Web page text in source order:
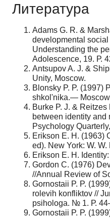
Литература
Adams G. R. &
developmental
Understanding the
Adolescence, 19. Р.
Antsupov A. J. &
Unity, Moscow.
Blonsky P. P. (1997)
shkol'nika.—
Burke P. J. &
between identity and
Psychology
Erikson E. H. (1963)
ed). New York: W. W.
Erikson E. H.
Gordon C. (1976)
//Annual Review of
Gornostaii P. P.
rolevih konfliktov //
psihologa. № 1. Р.
Gornostaii P. P.